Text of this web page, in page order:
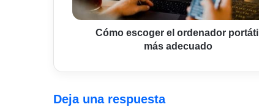
Cómo escoger el ordenador portátil
más adecuado
Deja una respuesta